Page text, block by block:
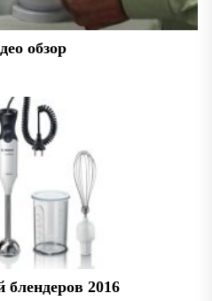
обзор
блендеров 2016